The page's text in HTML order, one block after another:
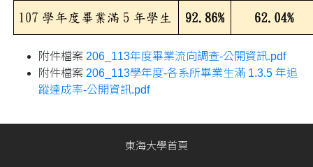
附件檔案 206_113年度畢業流向調查-公開資訊.pdf
附件檔案 206_113學年度-各系所畢業生滿 1.3.5 年追
蹤達成率-公開資訊.pdf
東海大學首頁